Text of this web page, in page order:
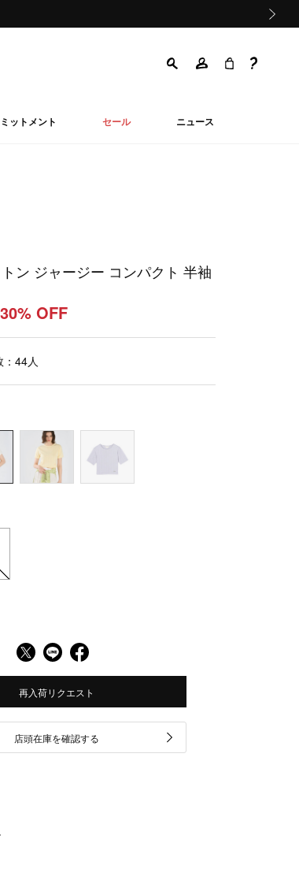
ットメント セール ニュース
ン ジャージー コンパクト 半袖
30% OFF
：44人
再入荷リクエスト
店頭在庫を確認する